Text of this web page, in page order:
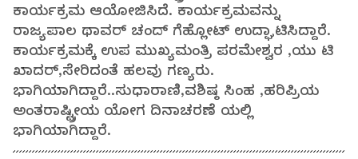
ಕಾರ್ಯಕ್ರಮ ಆಯೋಜಿಸಿದೆ. ಕಾರ್ಯಕ್ರಮವನ್ನು
ರಾಜ್ಯಪಾಲ ಥಾವರ್ ಚಂದ್ ಗೆಹ್ಲೋಟ್ ಉದ್ಘಾಟಿಸಿದ್ದಾರೆ.
ಕಾರ್ಯಕ್ರಮಕ್ಕೆ ಉಪ ಮುಖ್ಯಮಂತ್ರಿ ಪರಮೇಶ್ವರ ,ಯು ಟಿ
ಖಾದರ್,ಸೇರಿದಂತೆ ಹಲವು ಗಣ್ಯರು.
ಭಾಗಿಯಾಗಿದ್ದಾರೆ..ಸುಧಾರಾಣಿ,ವಶಿಷ್ಠ ಸಿಂಹ ,ಹರಿಪ್ರಿಯ
ಅಂತರಾಷ್ಟ್ರೀಯ ಯೋಗ ದಿನಾಚರಣೆ ಯಲ್ಲಿ
ಭಾಗಿಯಾಗಿದ್ದಾರೆ.